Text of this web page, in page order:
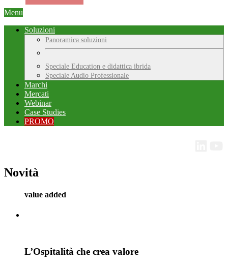
Menu
Soluzioni
Panoramica soluzioni
Speciale Education e didattica ibrida
Speciale Audio Professionale
Marchi
Mercati
Webinar
Case Studies
PROMO
Novità
value added
L’Ospitalità che crea valore